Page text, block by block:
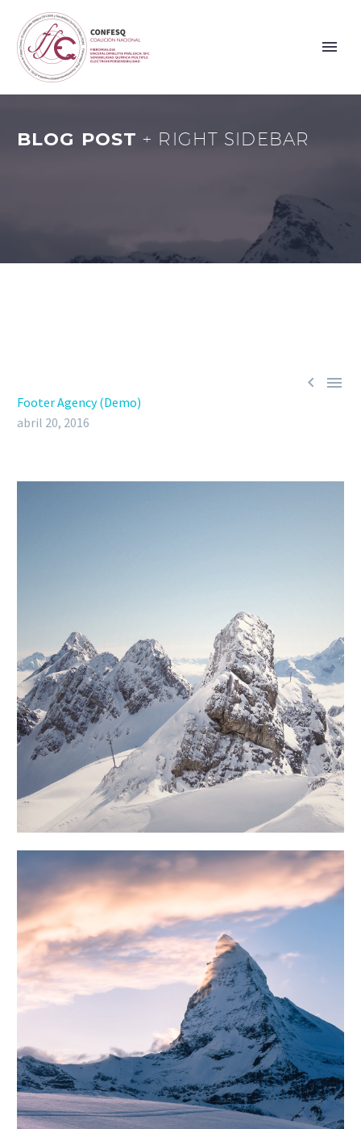
BLOG POST+ RIGHT SIDEBAR
 
Footer Agency (Demo)
abril 20, 2016